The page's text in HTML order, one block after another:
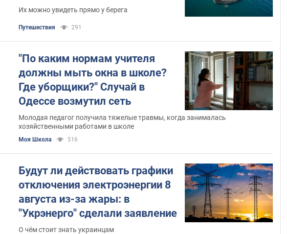
Их можно увидеть прямо у берега
Путешествия 291
"По каким нормам учителя
должны мыть окна в школе?
Где уборщики?" Случай в
Одессе возмутил сеть
Молодая педагог получила тяжелые травмы, когда занималась
хозяйственными работами в школе
Моя Школа 516
Будут ли действовать графики
отключения электроэнергии 8
августа из-за жары: в
"Укрэнерго" сделали заявление
О чём стоит знать украинцам